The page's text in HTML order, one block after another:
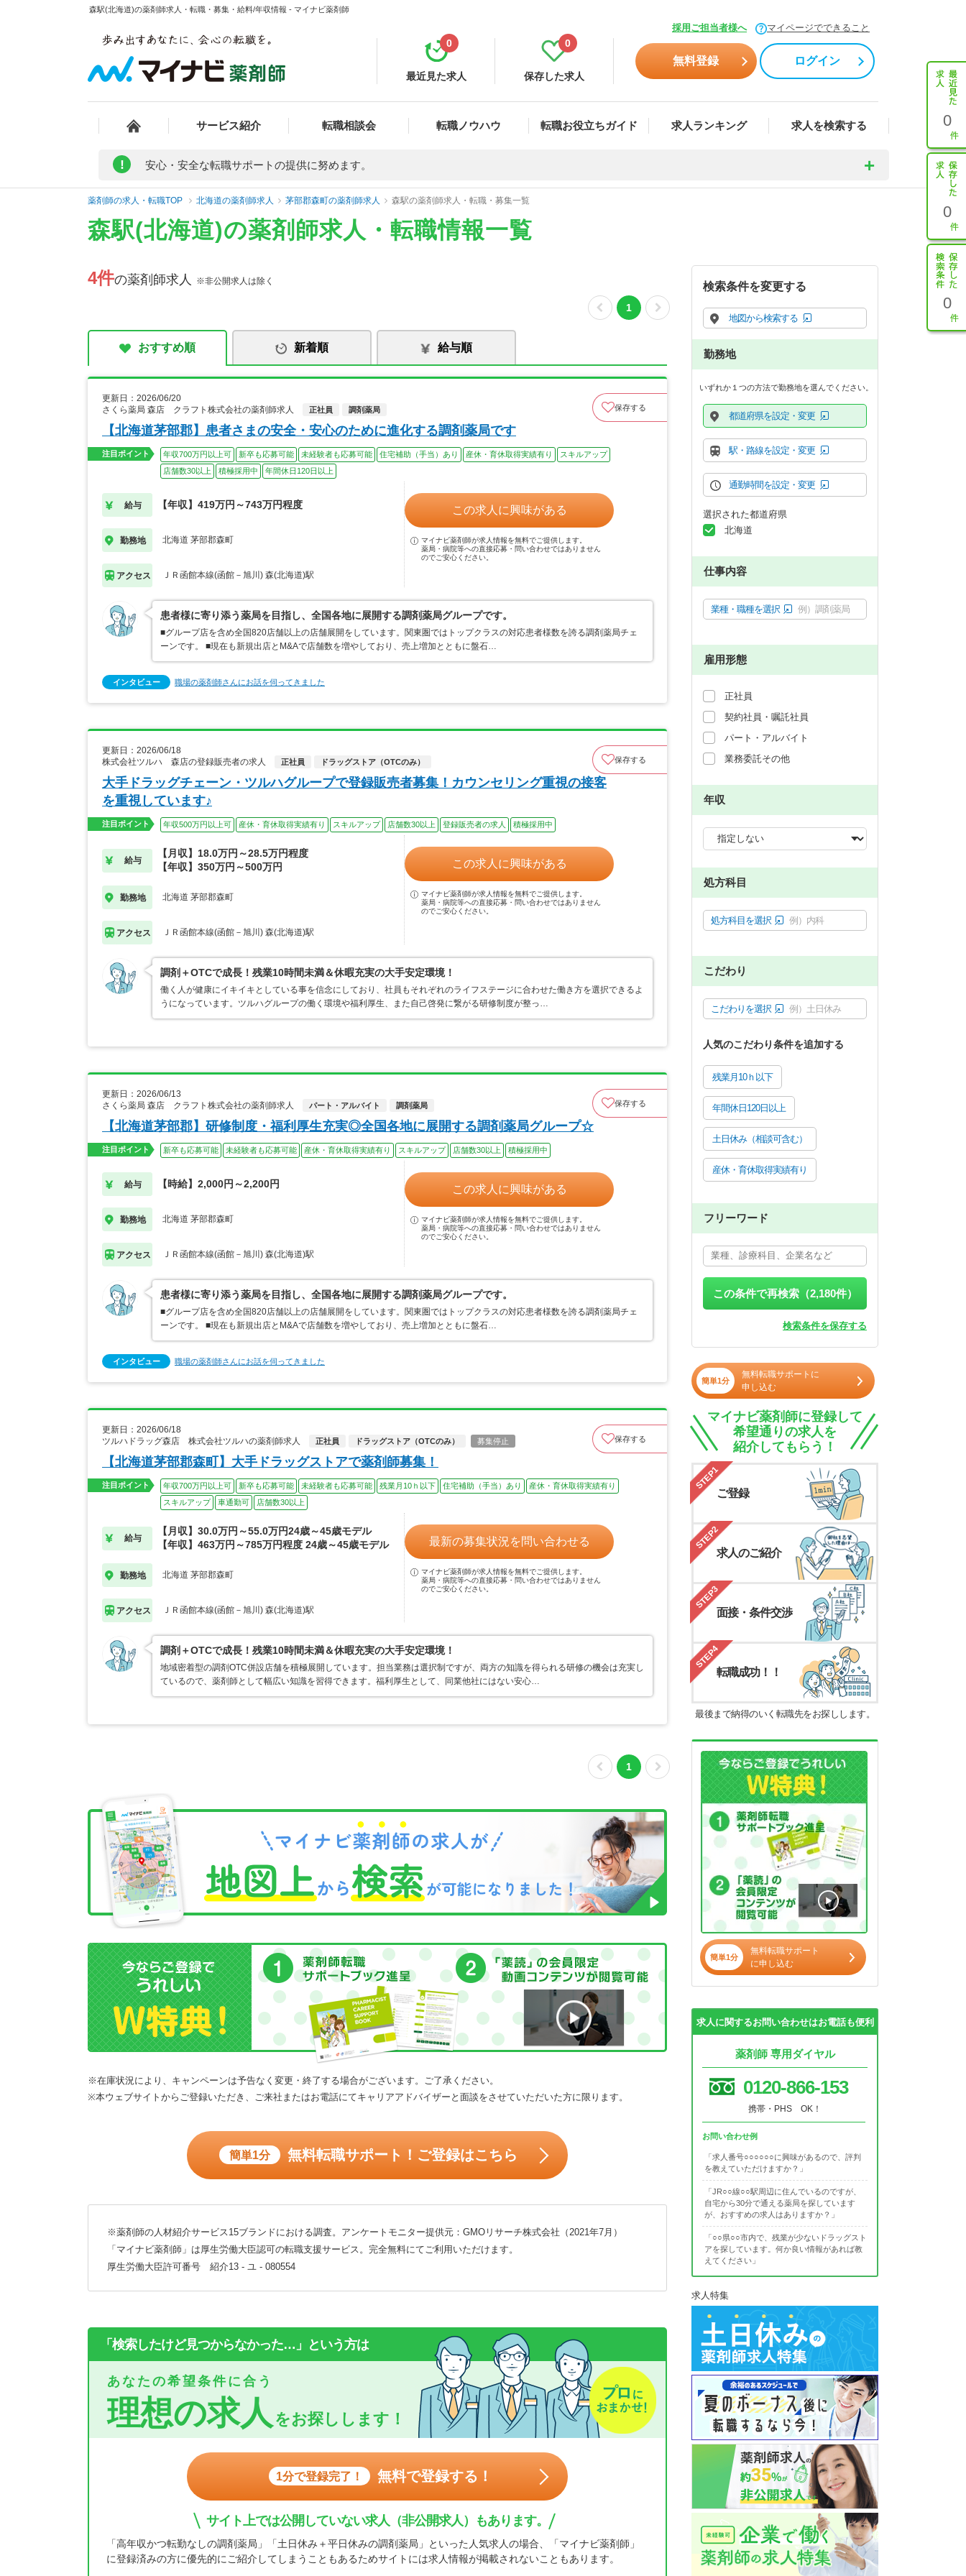
森駅(北海道)の薬剤師求人・転職・募集・給料/年収情報 - マイナビ薬剤師
採用ご担当者様へ マイページでできること
最近見た求人
0
保存した求人
0
無料登録 ログイン
サービス紹介 転職相談会 転職ノウハウ 転職お役立ちガイド 求人ランキング 求人を検索する 0
0
0
! 安心・安全な転職サポートの提供に努めます。
薬剤師の求人・転職TOP 北海道の薬剤師求人 茅部郡森町の薬剤師求人 森駅の薬剤師求人・転職・募集一覧
森駅(北海道)の薬剤師求人・転職情報一覧
4件の薬剤師求人 ※非公開求人は除く
1
おすすめ順 新着順 給与順
更新日：2026/06/20
さくら薬局 森店 クラフト株式会社の薬剤師求人
正社員 調剤薬局 保存する
【北海道茅部郡】患者さまの安全・安心のために進化する調剤薬局です
注目ポイント 年収700万円以上可 新卒も応募可能 未経験者も応募可能 住宅補助（手当）あり 産休・育休取得実績有り
スキルアップ
店舗数30以上
積極採用中 年間休日120日以上
給与 【年収】419万円～743万円程度
勤務地 北海道 茅部郡森町
アクセス ＪＲ函館本線(函館－旭川) 森(北海道)駅
この求人に興味がある
マイナビ薬剤師が求人情報を無料でご提供します。
薬局・病院等への直接応募・問い合わせではありません
のでご安心ください。
患者様に寄り添う薬局を目指し、全国各地に展開する調剤薬局グループです。
■グループ店を含め全国820店舗以上の店舗展開をしています。関東圏ではトップクラスの対応患者様数を誇る調剤薬局チェ
ーンです。 ■現在も新規出店とM&Aで店舗数を増やしており、売上増加とともに盤石…
インタビュー 職場の薬剤師さんにお話を伺ってきました
更新日：2026/06/18
株式会社ツルハ 森店の登録販売者の求人
正社員 ドラッグストア（OTCのみ） 保存する
大手ドラッグチェーン・ツルハグループで登録販売者募集！カウンセリング重視の接客
を重視しています♪
注目ポイント 年収500万円以上可 産休・育休取得実績有り スキルアップ 店舗数30以上 登録販売者の求人 積極採用中
給与
【月収】18.0万円～28.5万円程度
【年収】350万円～500万円
勤務地 北海道 茅部郡森町
アクセス ＪＲ函館本線(函館－旭川) 森(北海道)駅
この求人に興味がある
マイナビ薬剤師が求人情報を無料でご提供します。
薬局・病院等への直接応募・問い合わせではありません
のでご安心ください。
調剤＋OTCで成長！残業10時間未満＆休暇充実の大手安定環境！
働く人が健康にイキイキとしている事を信念にしており、社員もそれぞれのライフステージに合わせた働き方を選択できるよ
うになっています。ツルハグループの働く環境や福利厚生、また自己啓発に繋がる研修制度が整っ…
更新日：2026/06/13
さくら薬局 森店 クラフト株式会社の薬剤師求人
パート・アルバイト 調剤薬局 保存する
【北海道茅部郡】研修制度・福利厚生充実◎全国各地に展開する調剤薬局グループ☆
注目ポイント 新卒も応募可能 未経験者も応募可能 産休・育休取得実績有り スキルアップ 店舗数30以上 積極採用中
給与 【時給】2,000円～2,200円
勤務地 北海道 茅部郡森町
アクセス ＪＲ函館本線(函館－旭川) 森(北海道)駅
この求人に興味がある
マイナビ薬剤師が求人情報を無料でご提供します。
薬局・病院等への直接応募・問い合わせではありません
のでご安心ください。
患者様に寄り添う薬局を目指し、全国各地に展開する調剤薬局グループです。
■グループ店を含め全国820店舗以上の店舗展開をしています。関東圏ではトップクラスの対応患者様数を誇る調剤薬局チェ
ーンです。 ■現在も新規出店とM&Aで店舗数を増やしており、売上増加とともに盤石…
インタビュー 職場の薬剤師さんにお話を伺ってきました
更新日：2026/06/18
ツルハドラッグ森店 株式会社ツルハの薬剤師求人
正社員 ドラッグストア（OTCのみ） 募集停止 保存する
【北海道茅部郡森町】大手ドラッグストアで薬剤師募集！
注目ポイント 年収700万円以上可 新卒も応募可能 未経験者も応募可能 残業月10ｈ以下 住宅補助（手当）あり
産休・育休取得実績有り
スキルアップ
車通勤可 店舗数30以上
給与
【月収】30.0万円～55.0万円24歳～45歳モデル
【年収】463万円～785万円程度 24歳～45歳モデル
勤務地 北海道 茅部郡森町
アクセス ＪＲ函館本線(函館－旭川) 森(北海道)駅
最新の募集状況を問い合わせる
マイナビ薬剤師が求人情報を無料でご提供します。
薬局・病院等への直接応募・問い合わせではありません
のでご安心ください。
調剤＋OTCで成長！残業10時間未満＆休暇充実の大手安定環境！
地域密着型の調剤OTC併設店舗を積極展開しています。担当業務は選択制ですが、両方の知識を得られる研修の機会は充実し
ているので、薬剤師として幅広い知識を習得できます。福利厚生として、同業他社にはない安心…
1
※在庫状況により、キャンペーンは予告なく変更・終了する場合がございます。ご了承ください。
※本ウェブサイトからご登録いただき、ご来社またはお電話にてキャリアアドバイザーと面談をさせていただいた方に限ります。
簡単1分 無料転職サポート！ご登録はこちら
※薬剤師の人材紹介サービス15ブランドにおける調査。アンケートモニター提供元：GMOリサーチ株式会社（2021年7月）
「マイナビ薬剤師」は厚生労働大臣認可の転職支援サービス。完全無料にてご利用いただけます。
厚生労働大臣許可番号 紹介13 - ユ - 080554
「検索したけど見つからなかった…」という方は
あなたの希望条件に合う
理想の求人をお探しします！
1分で登録完了！ 無料で登録する！
サイト上では公開していない求人（非公開求人）もあります。
「高年収かつ転勤なしの調剤薬局」「土日休み＋平日休みの調剤薬局」といった人気求人の場合、「マイナビ薬剤師」
に登録済みの方に優先的にご紹介してしまうこともあるためサイトには求人情報が掲載されないこともあります。
検索条件を変更する
地図から検索する
勤務地
いずれか１つの方法で勤務地を選んでください。
都道府県を設定・変更
駅・路線を設定・変更
通勤時間を設定・変更
選択された都道府県
北海道
仕事内容
業種・職種を選択 例）調剤薬局
雇用形態
正社員
契約社員・嘱託社員
パート・アルバイト
業務委託その他
年収
処方科目
処方科目を選択 例）内科
こだわり
こだわりを選択 例）土日休み
人気のこだわり条件を追加する
残業月10ｈ以下
年間休日120日以上
土日休み（相談可含む）
産休・育休取得実績有り
フリーワード
この条件で再検索（2,180件）
検索条件を保存する
簡単1分
無料転職サポートに
申し込む
マイナビ薬剤師に登録して
希望通りの求人を
紹介してもらう！
STEP1
ご登録
STEP2
求人のご紹介
STEP3
面接・条件交渉
STEP4
転職成功！！
最後まで納得のいく転職先をお探しします。
簡単1分
無料転職サポート
に申し込む
求人に関するお問い合わせはお電話も便利
薬剤師 専用ダイヤル
0120-866-153
携帯・PHS OK！
お問い合わせ例
「求人番号○○○○○○に興味があるので、評判
を教えていただけますか？」
「JR○○線○○駅周辺に住んでいるのですが、
自宅から30分で通える薬局を探しています
が、おすすめの求人はありますか？」
「○○県○○市内で、残業が少ないドラッグスト
アを探しています。何か良い情報があれば教
えてください」
求人特集